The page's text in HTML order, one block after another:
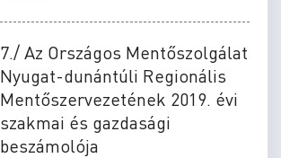
7./ Az Országos Mentőszolgálat
Nyugat-dunántúli Regionális
Mentőszervezetének 2019. évi
szakmai és gazdasági
beszámolója